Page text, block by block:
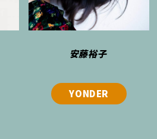
安藤裕子
YONDER